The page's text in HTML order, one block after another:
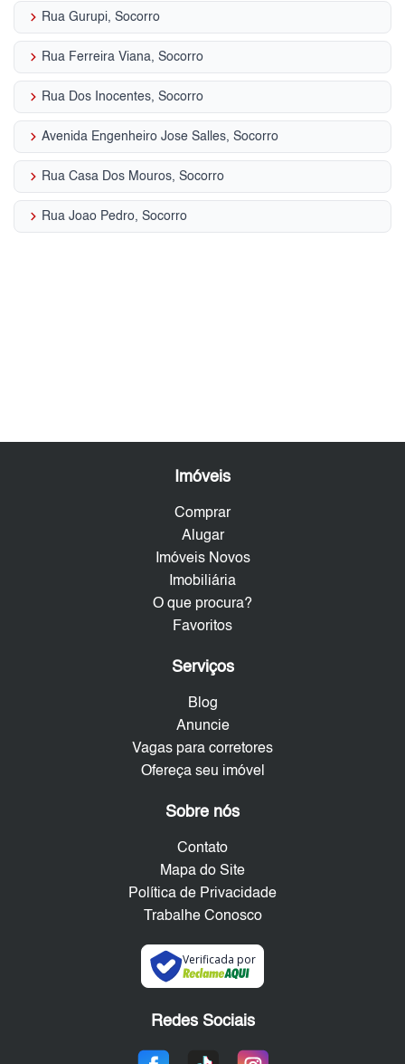
keyboard_arrow_right Rua Gurupi, Socorro
keyboard_arrow_right Rua Ferreira Viana, Socorro
keyboard_arrow_right Rua Dos Inocentes, Socorro
keyboard_arrow_right Avenida Engenheiro Jose Salles, Socorro
keyboard_arrow_right Rua Casa Dos Mouros, Socorro
keyboard_arrow_right Rua Joao Pedro, Socorro
Imóveis
Comprar
Alugar
Imóveis Novos
Imobiliária
O que procura?
Favoritos
Serviços
Blog
Anuncie
Vagas para corretores
Ofereça seu imóvel
Sobre nós
Contato
Mapa do Site
Política de Privacidade
Trabalhe Conosco
Verificada por
Redes Sociais